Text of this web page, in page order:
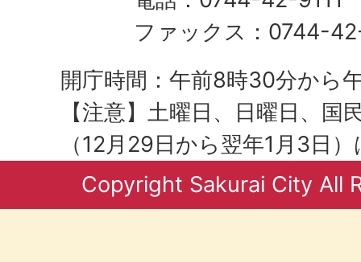
ファックス：0744-
開庁時間：午前8時30分から
【注意】土曜日、日曜日、国
（12月29日から翌年1月3日
Copyright Sakurai City All